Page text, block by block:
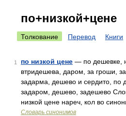
по+низкой+цене
Толкование Перевод Книги
1 по низкой цене — по дешевке,
втридешева, даром, за гроши, за
задарма, дешево и сердито, по
задаром, дешево, задешево
низкой цене нареч, кол во
Словарь синонимов